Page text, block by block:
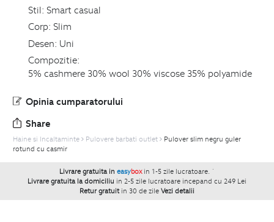
Stil: Smart casual
Corp: Slim
Desen: Uni
Compozitie:
5% cashmere 30% wool 30% viscose 35% polyamide
Opinia cumparatorului
Share
Haine si Incaltaminte Pulovere barbati outlet
Pulover slim negru guler
rotund cu casmir
Livrare gratuita in easybox in 1-5 zile lucratoare. `
Livrare gratuita la domiciliu in 2-5 zile lucratoare incepand cu 249 Lei
Retur gratuit in 30 de zile Vezi detalii